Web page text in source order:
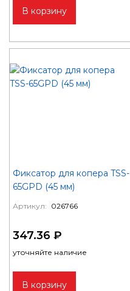
В корзину
Фиксатор для копера TSS-
65GPD (45 мм)
Артикул: 026766
347.36 ₽
уточняйте наличие
В корзину